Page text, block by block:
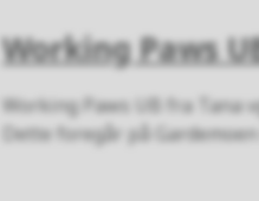
Working Paws
Working Paws UB fra Tana
Dette foregår på